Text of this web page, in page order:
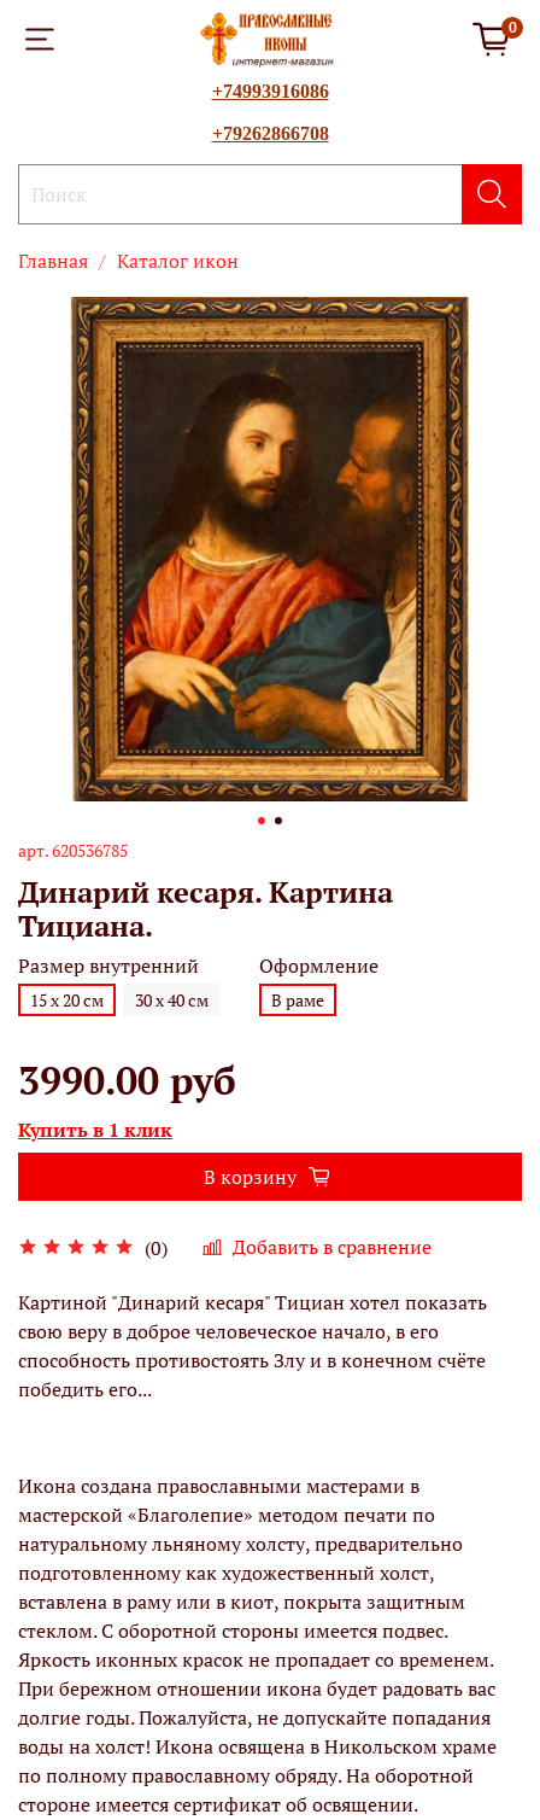
0
+74993916086
+79262866708
Главная Каталог икон
арт.620536785
Динарий кесаря. Картина
Тициана.
(0) Добавить в сравнение
Размер внутренний
15 х 20 см 30 х 40 см
Оформление
В раме
3990.00 руб
Купить в 1 клик
В корзину
Картиной "Динарий кесаря" Тициан хотел показать
свою веру в доброе человеческое начало, в его
способность противостоять Злу и в конечном счёте
победить его...
Икона создана православными мастерами в
мастерской «Благолепие» методом печати по
натуральному льняному холсту, предварительно
подготовленному как художественный холст,
вставлена в раму или в киот, покрыта защитным
стеклом. С оборотной стороны имеется подвес.
Яркость иконных красок не пропадает со временем.
При бережном отношении икона будет радовать вас
долгие годы. Пожалуйста, не допускайте попадания
воды на холст! Икона освящена в Никольском храме
по полному православному обряду. На оборотной
стороне имеется сертификат об освящении.